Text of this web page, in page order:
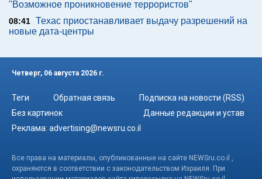
"Возможное проникновение террористов"
08:41 Техас приостанавливает выдачу разрешений на
новые дата-центры
Четверг, 06 августа 2026 г.
Теги Обратная связь
Подписка на новости (RSS)
Без картинок
Данные редакции и устав
Реклама: advertising@newsru.co.il
Все права на материалы, опубликованные на сайте NEWSru.co.il ,
охраняются в соответствии с законодательством Израиля. При